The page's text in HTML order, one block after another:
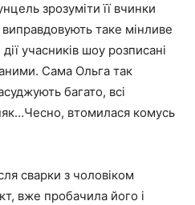
зрозуміти її вчинки
таке мінливе
учасників шоу розписані
Сама Ольга так
багато, всі
втомилася комусь
сварки з чоловіком
вже пробачила його і